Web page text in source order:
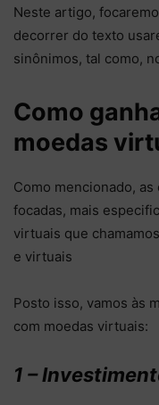
Neste artigo,
decorrer do texto
sinônimos, tal como,
Como
moedas
Como mencionado,
focadas, mais
virtuais que
e virtuais
Posto isso, vamos às
com moedas virtuais:
1 –